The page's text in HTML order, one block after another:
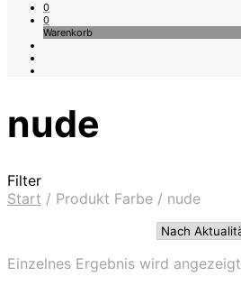
0
0
Warenkorb
nude
Filter
Start / Produkt Farbe / nude
Einzelnes Ergebnis wird angezeigt